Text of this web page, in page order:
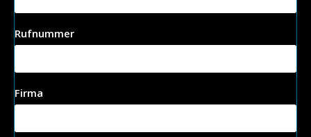
Rufnummer
Firma